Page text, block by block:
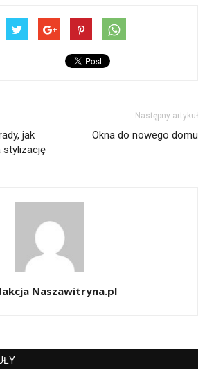
jak
stylizację
Następny artykuł
Okna do nowego domu
Naszawitryna.pl